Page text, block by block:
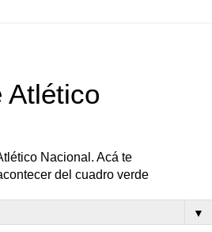
Atlético
Nacional. Acá te
del cuadro verde
▼